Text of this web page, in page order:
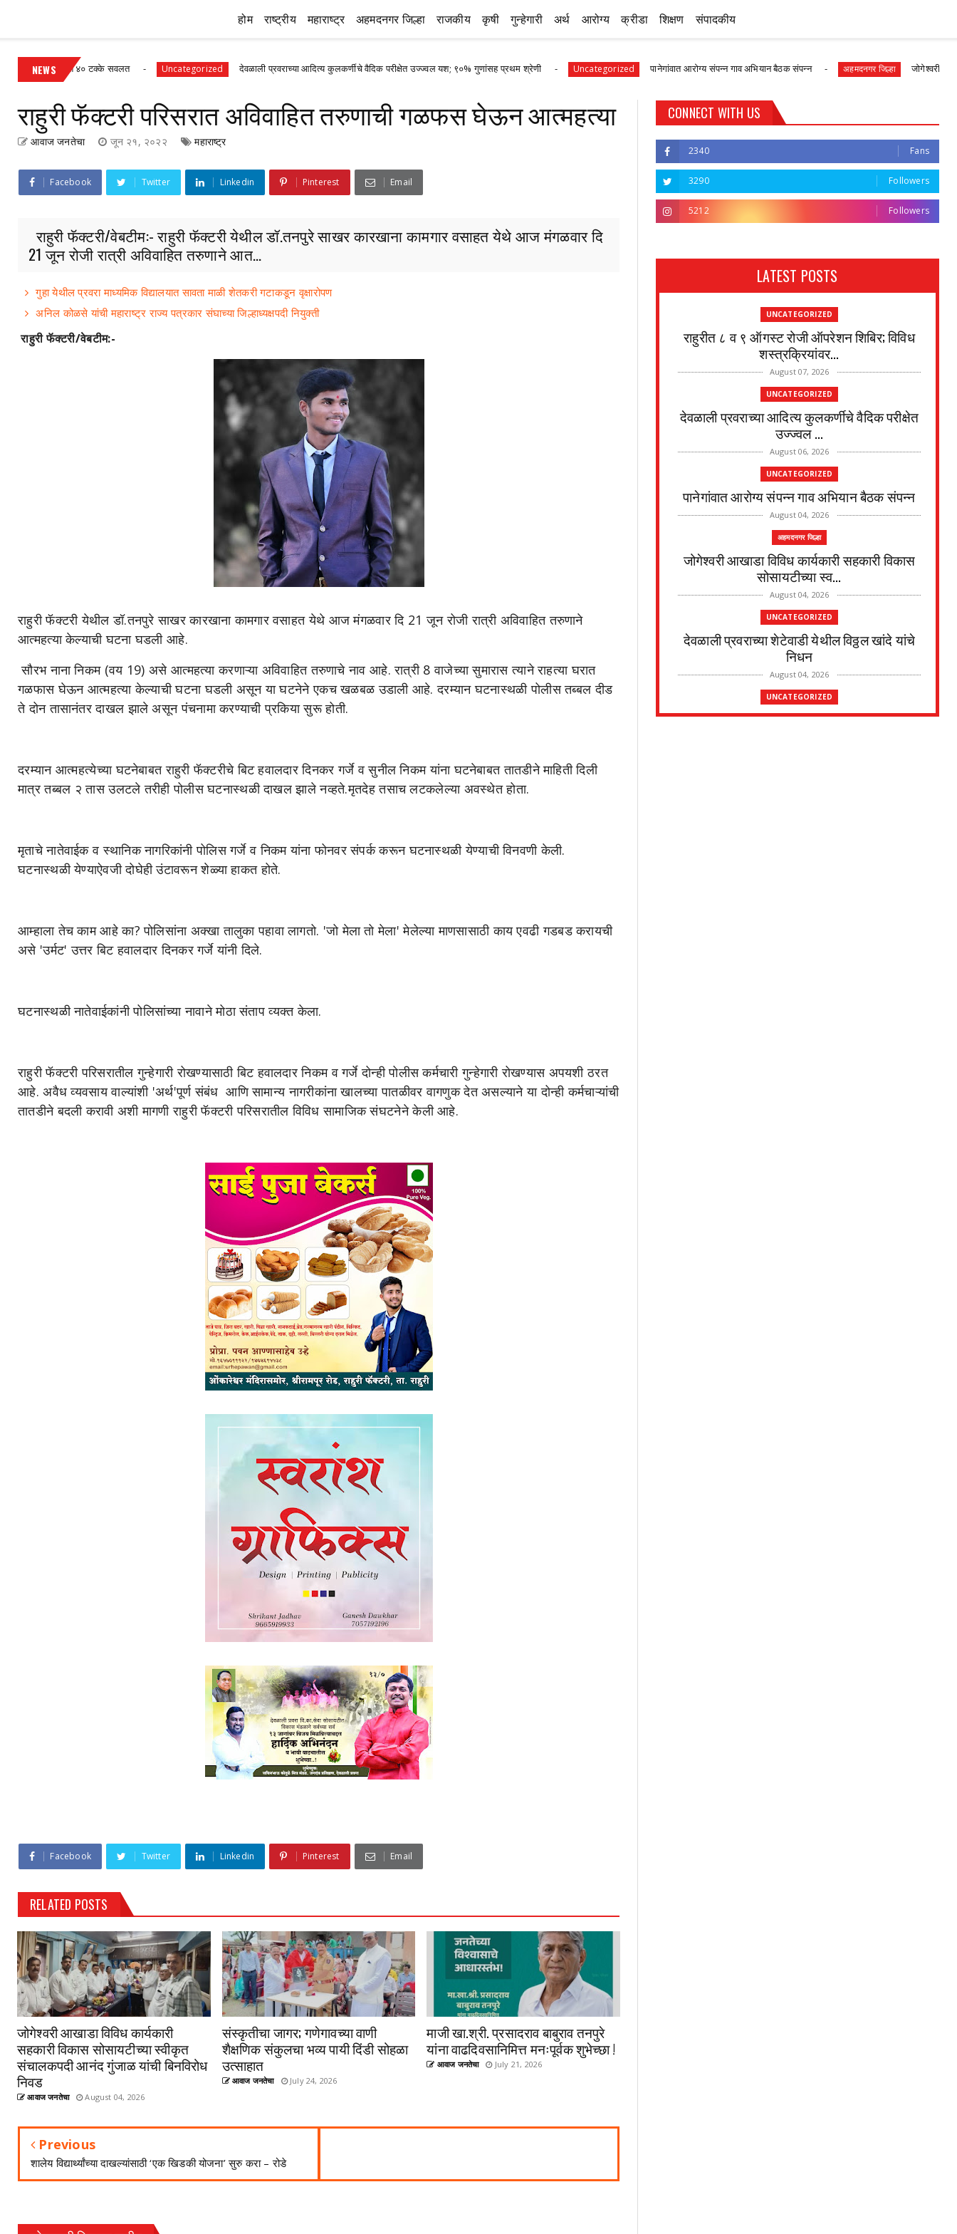
होम राष्ट्रीय महाराष्ट्र अहमदनगर जिल्हा राजकीय कृषी गुन्हेगारी अर्थ आरोग्य क्रीडा शिक्षण संपादकीय
NEWS
३० ते ४० टक्के सवलत Uncategorized देवळाली प्रवराच्या आदित्य कुलकर्णीचे वैदिक परीक्षेत उज्ज्वल यश; ९०% गुणांसह प्रथम श्रेणी Uncategorized पानेगांवात आरोग्य संपन्न गाव अभियान बैठक संपन्न अहमदनगर जिल्हा जोगेश्वरी आखाडा विविध
राहुरी फॅक्टरी परिसरात अविवाहित तरुणाची गळफस घेऊन आत्महत्या
आवाज जनतेचा जून २१, २०२२ महाराष्ट्र
Facebook Twitter Linkedin Pinterest Email
राहुरी फॅक्टरी/वेबटीम:- राहुरी फॅक्टरी येथील डॉ.तनपुरे साखर कारखाना कामगार वसाहत येथे आज मंगळवार दि
21 जून रोजी रात्री अविवाहित तरुणाने आत...
गुहा येथील प्रवरा माध्यमिक विद्यालयात सावता माळी शेतकरी गटाकडून वृक्षारोपण
अनिल कोळसे यांची महाराष्ट्र राज्य पत्रकार संघाच्या जिल्हाध्यक्षपदी नियुक्ती
राहुरी फॅक्टरी/वेबटीम:-
राहुरी फॅक्टरी येथील डॉ.तनपुरे साखर कारखाना कामगार वसाहत येथे आज मंगळवार दि 21 जून रोजी रात्री अविवाहित तरुणाने
आत्महत्या केल्याची घटना घडली आहे.
सौरभ नाना निकम (वय 19) असे आत्महत्या करणाऱ्या अविवाहित तरुणाचे नाव आहे. रात्री 8 वाजेच्या सुमारास त्याने राहत्या घरात
गळफास घेऊन आत्महत्या केल्याची घटना घडली असून या घटनेने एकच खळबळ उडाली आहे. दरम्यान घटनास्थळी पोलीस तब्बल दीड
ते दोन तासानंतर दाखल झाले असून पंचनामा करण्याची प्रकिया सुरू होती.
दरम्यान आत्महत्येच्या घटनेबाबत राहुरी फॅक्टरीचे बिट हवालदार दिनकर गर्जे व सुनील निकम यांना घटनेबाबत तातडीने माहिती दिली
मात्र तब्बल २ तास उलटले तरीही पोलीस घटनास्थळी दाखल झाले नव्हते.मृतदेह तसाच लटकलेल्या अवस्थेत होता.
मृताचे नातेवाईक व स्थानिक नागरिकांनी पोलिस गर्जे व निकम यांना फोनवर संपर्क करून घटनास्थळी येण्याची विनवणी केली.
घटनास्थळी येण्याऐवजी दोघेही उंटावरून शेळ्या हाकत होते.
आम्हाला तेच काम आहे का? पोलिसांना अक्खा तालुका पहावा लागतो. 'जो मेला तो मेला' मेलेल्या माणसासाठी काय एवढी गडबड करायची
असे 'उर्मट' उत्तर बिट हवालदार दिनकर गर्जे यांनी दिले.
घटनास्थळी नातेवाईकांनी पोलिसांच्या नावाने मोठा संताप व्यक्त केला.
राहुरी फॅक्टरी परिसरातील गुन्हेगारी रोखण्यासाठी बिट हवालदार निकम व गर्जे दोन्ही पोलीस कर्मचारी गुन्हेगारी रोखण्यास अपयशी ठरत
आहे. अवैध व्यवसाय वाल्यांशी 'अर्थ'पूर्ण संबंध आणि सामान्य नागरीकांना खालच्या पातळीवर वागणुक देत असल्याने या दोन्ही कर्मचाऱ्यांची
तातडीने बदली करावी अशी मागणी राहुरी फॅक्टरी परिसरातील विविध सामाजिक संघटनेने केली आहे.
Facebook Twitter Linkedin Pinterest Email
RELATED POSTS
जोगेश्वरी आखाडा विविध कार्यकारी
सहकारी विकास सोसायटीच्या स्वीकृत
संचालकपदी आनंद गुंजाळ यांची बिनविरोध
निवड
आवाज जनतेचा August 04, 2026
संस्कृतीचा जागर; गणेगावच्या वाणी
शैक्षणिक संकुलचा भव्य पायी दिंडी सोहळा
उत्साहात
आवाज जनतेचा July 24, 2026
माजी खा.श्री. प्रसादराव बाबुराव तनपुरे
यांना वाढदिवसानिमित्त मनःपूर्वक शुभेच्छा !
आवाज जनतेचा July 21, 2026
Previous
शालेय विद्यार्थ्यांच्या दाखल्यांसाठी ‘एक खिडकी योजना’ सुरु करा – रोडे
CONNECT WITH US
2340 Fans
3290 Followers
5212 Followers
LATEST POSTS
UNCATEGORIZED
राहुरीत ८ व ९ ऑगस्ट रोजी ऑपरेशन शिबिर; विविध
शस्त्रक्रियांवर...
August 07, 2026
UNCATEGORIZED
देवळाली प्रवराच्या आदित्य कुलकर्णीचे वैदिक परीक्षेत
उज्ज्वल ...
August 06, 2026
UNCATEGORIZED
पानेगांवात आरोग्य संपन्न गाव अभियान बैठक संपन्न
August 04, 2026
अहमदनगर जिल्हा
जोगेश्वरी आखाडा विविध कार्यकारी सहकारी विकास
सोसायटीच्या स्व...
August 04, 2026
UNCATEGORIZED
देवळाली प्रवराच्या शेटेवाडी येथील विठ्ठल खांदे यांचे
निधन
August 04, 2026
UNCATEGORIZED
मुकुंद चिलवंत यांनी स्वीकारला अहिल्यानगर जिल्हा